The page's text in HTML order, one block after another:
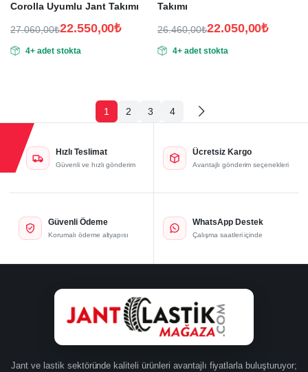
Corolla Uyumlu Jant Takımı
27.060,00₺
fiyat:
22.550,00₺
andaki
4+ adet stokta
Takımı
26.460,00₺
fiyat:
22.050,00₺
andaki
4+ adet stokta
1 2 3 4
Hızlı Teslimat
Güvenli ve hızlı gönderim
Ücretsiz Kargo
Avantajlı gönderim seçenekleri
Güvenli Ödeme
Korumalı ödeme altyapısı
WhatsApp Destek
Çalışma saatleri içinde
Jant ve lastik sektöründe kaliteli ürünleri avantajlı fiyatlarla buluşturuyor;